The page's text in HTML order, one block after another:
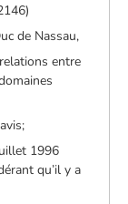
de Nassau,
entre
1996
qu’il y a